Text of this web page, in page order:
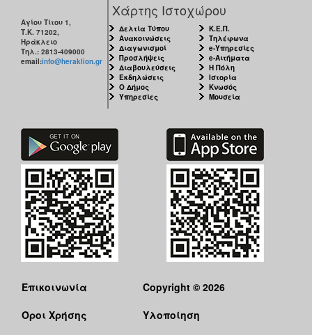
Αγίου Τίτου 1,
Τ.Κ. 71202,
Ηράκλειο
Τηλ.: 2813-409000
email:info@heraklion.gr
Χάρτης Ιστοχώρου
Δελτία Τύπου
Ανακοινώσεις
Διαγωνισμοί
Προσλήψεις
Διαβουλεύσεις
Εκδηλώσεις
Ο Δήμος
Υπηρεσίες
Κ.Ε.Π.
Τηλέφωνα
e-Υπηρεσίες
e-Αιτήματα
Η Πόλη
Ιστορία
Κνωσός
Μουσεία
Επικοινωνία
Όροι Χρήσης
Copyright © 2026
Υλοποίηση